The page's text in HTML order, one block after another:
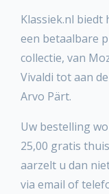
Klassiek.nl biedt
een betaalbare
collectie, van
Vivaldi tot aan
Arvo Pärt.
Uw bestelling
25,00 gratis
aarzelt u dan
via email of